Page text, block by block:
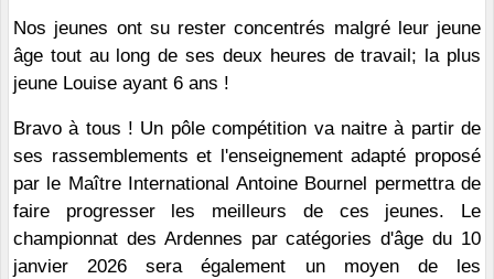
Nos jeunes ont su rester concentrés malgré leur jeune
âge tout au long de ses deux heures de travail; la plus
jeune Louise ayant 6 ans !
Bravo à tous ! Un pôle compétition va naitre à partir de
ses rassemblements et l'enseignement adapté proposé
par le Maître International Antoine Bournel permettra de
faire progresser les meilleurs de ces jeunes. Le
championnat des Ardennes par catégories d'âge du 10
janvier 2026 sera également un moyen de les